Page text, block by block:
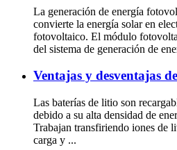
La generación de energía
convierte la energía solar en
fotovoltaico. El módulo
del sistema de generación de
Ventajas y desventajas
Las baterías de litio son
debido a su alta densidad de
Trabajan transfiriendo iones de
carga y ...